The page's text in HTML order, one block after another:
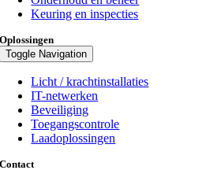
Keuring en inspecties
Oplossingen
Toggle Navigation
Licht / krachtinstallaties
IT-netwerken
Beveiliging
Toegangscontrole
Laadoplossingen
Contact